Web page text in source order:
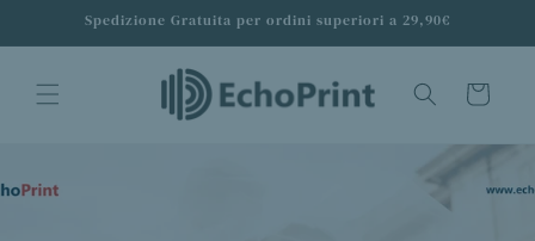
direttamente
ai contenuti
Spedizione Gratuita per ordini superiori a 29,90€
Carrello